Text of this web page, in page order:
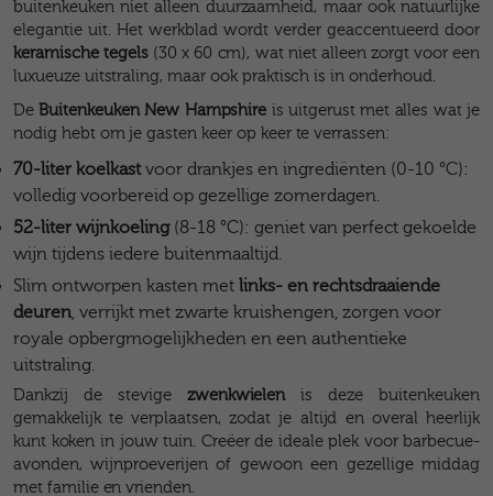
buitenkeuken niet alleen duurzaamheid, maar ook natuurlijke
elegantie uit. Het werkblad wordt verder geaccentueerd door
keramische tegels (30 x 60 cm), wat niet alleen zorgt voor een
luxueuze uitstraling, maar ook praktisch is in onderhoud.
DeBuitenkeuken New Hampshire is uitgerust met alles wat je
nodig hebt om je gasten keer op keer te verrassen:
70-liter koelkastvoor drankjes en ingrediënten (0-10 °C):
volledig voorbereid op gezellige zomerdagen.
52-liter wijnkoeling(8-18 °C): geniet van perfect gekoelde
wijn tijdens iedere buitenmaaltijd.
Slim ontworpen kasten met links- en rechtsdraaiende
deuren, verrijkt met zwarte kruishengen, zorgen voor
royale opbergmogelijkheden en een authentieke
uitstraling.
Dankzij de stevige zwenkwielenis deze buitenkeuken
gemakkelijk te verplaatsen, zodat je altijd en overal heerlijk
kunt koken in jouw tuin. Creëer de ideale plek voor barbecue-
avonden, wijnproeverijen of gewoon een gezellige middag
met familie en vrienden.